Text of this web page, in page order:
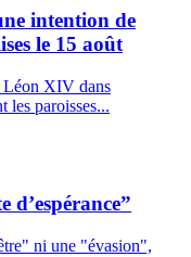
intention de
le 15 août
Léon XIV dans
les paroisses...
ni une "évasion",